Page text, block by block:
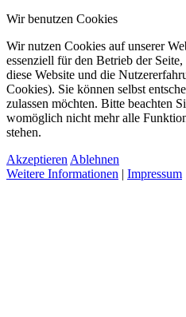
Wir benutzen Cookies
Wir nutzen Cookies auf unserer
essenziell für den Betrieb der
diese Website und die
Cookies). Sie können selbst
zulassen möchten. Bitte beachten
womöglich nicht mehr alle
stehen.
AkzeptierenAblehnen
Weitere Informationen | Impressum